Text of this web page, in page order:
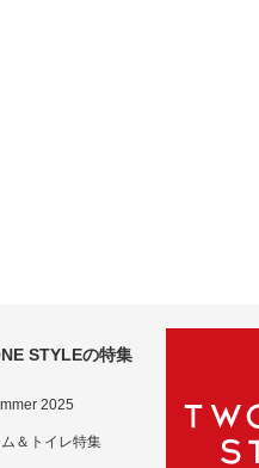
STYLEの特集
2025
＆トイレ特集